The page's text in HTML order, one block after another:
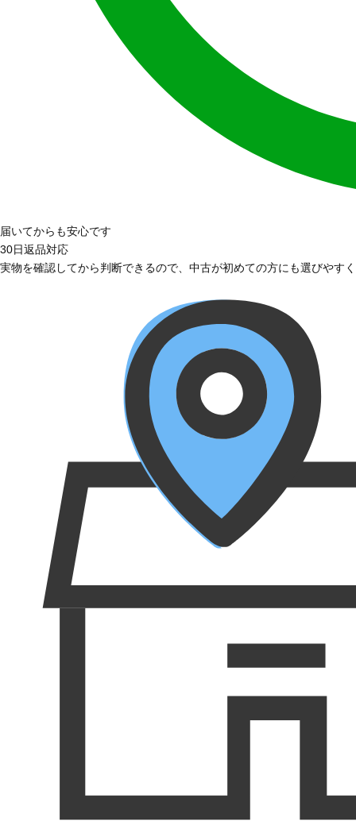
届いてからも安心です
30日返品対応
実物を確認してから判断できるので、中古が初めての方にも選びやす